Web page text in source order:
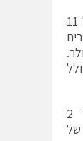
מתחילת השנה דיווחה נקסט ויז'ן על 11
בתחילת היום דיווחה החברה על 2
של